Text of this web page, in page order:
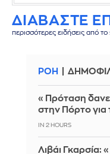
ΔΙΑΒΑΣΤΕ
περισσότερες ειδήσεις από
ΡΟΗ
«Πρόταση
στην Πόρτο
IN 2 HOURS
Λιβάι Γκαρσία: